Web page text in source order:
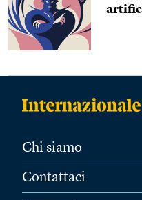
Chi siamo
Contattaci